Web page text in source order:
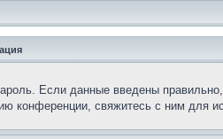
Если данные введены
конференции, свяжитесь с ним для